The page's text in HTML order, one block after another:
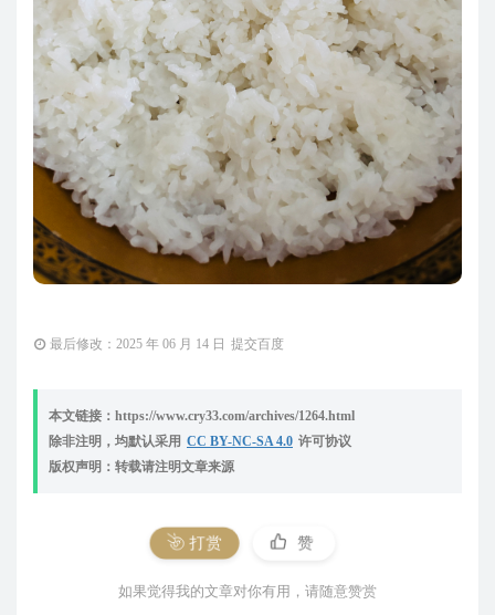
最后修改：2025 年 06 月 14 日 提交百度
本文链接：https://www.cry33.com/archives/1264.html
除非注明，均默认采用 CC BY-NC-SA 4.0 许可协议
版权声明：转载请注明文章来源
打赏 赞
如果觉得我的文章对你有用，请随意赞赏